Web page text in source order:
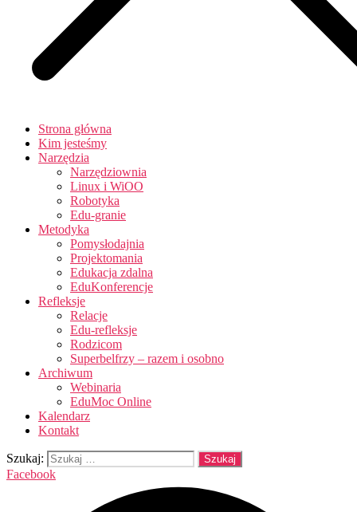
Strona główna
Kim jesteśmy
Narzędzia
Narzędziownia
Linux i WiOO
Robotyka
Edu-granie
Metodyka
Pomysłodajnia
Projektomania
Edukacja zdalna
EduKonferencje
Refleksje
Relacje
Edu-refleksje
Rodzicom
Superbelfrzy – razem i osobno
Archiwum
Webinaria
EduMoc Online
Kalendarz
Kontakt
Szukaj:
Facebook